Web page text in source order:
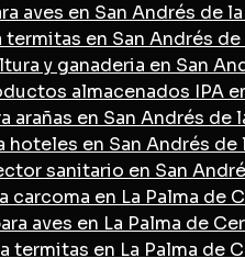
aves en San Andrés de la
en San Andrés de
y ganaderia en San
almacenados IPA
arañas en San Andrés de
en San Andrés de
sanitario en San
carcoma en La Palma de
aves en La Palma de
termitas en La Palma de